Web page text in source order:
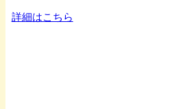
詳細はこちら